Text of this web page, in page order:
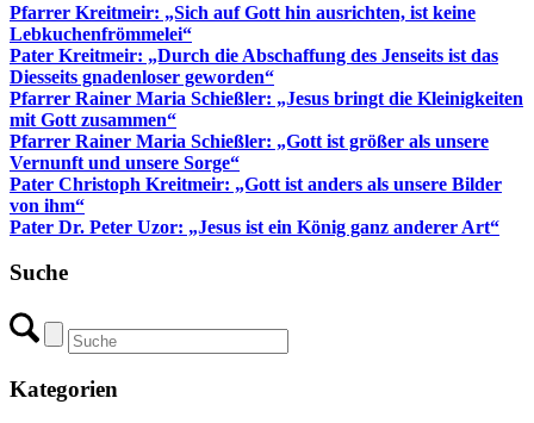
Pfarrer Kreitmeir: „Sich auf Gott hin ausrichten, ist keine
Lebkuchenfrömmelei“
Pater Kreitmeir: „Durch die Abschaffung des Jenseits ist das
Diesseits gnadenloser geworden“
Pfarrer Rainer Maria Schießler: „Jesus bringt die Kleinigkeiten
mit Gott zusammen“
Pfarrer Rainer Maria Schießler: „Gott ist größer als unsere
Vernunft und unsere Sorge“
Pater Christoph Kreitmeir: „Gott ist anders als unsere Bilder
von ihm“
Pater Dr. Peter Uzor: „Jesus ist ein König ganz anderer Art“
Suche
Kategorien